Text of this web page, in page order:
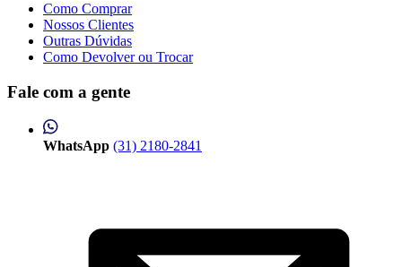
Como Comprar
Nossos Clientes
Outras Dúvidas
Como Devolver ou Trocar
Fale com a gente
WhatsApp (31) 2180-2841